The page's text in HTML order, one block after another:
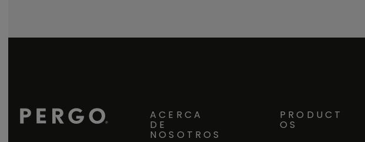
ACERCA
DE
NOSOTROS
PRODUCT
OS